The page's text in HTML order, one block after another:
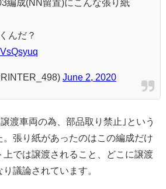
編成(NN留置)にこんな張り紙
んだ？
June 2, 2020
渡車両の為、部品取り禁止｣という
張り紙があったのはこの編成だけ
上では譲渡されること、どこに譲渡
議論されています。